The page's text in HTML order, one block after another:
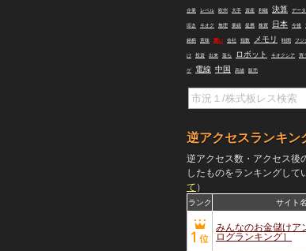
企業 レベル 欧州 大手 資産 利確 決算 デー
叩き キオク 無理 業績 提携 株買 日本 今後
銘柄 意味 買い 会社 指数 メモリ 時間 フジ
け 投資 出来 落ち ロボット キオクシア 買
ゲ 電線 中国 高値 販売
逆アクセスランキン
逆アクセス数・アクセス後
したものをランキングして
て）
ランク サイト名
みんなのお金儲けア
ログランキング］